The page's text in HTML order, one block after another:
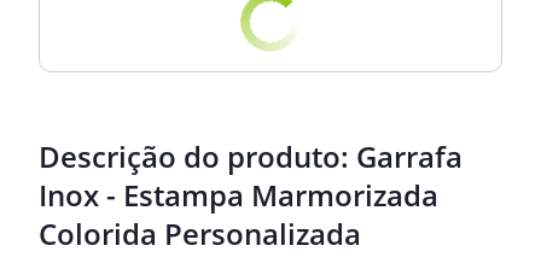
Descrição do produto: Garrafa
Inox - Estampa Marmorizada
Colorida Personalizada